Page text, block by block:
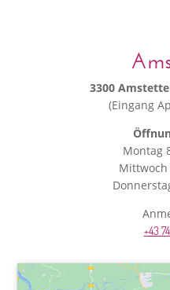
3300
(Eingang
Montag
Mittwoch
+43